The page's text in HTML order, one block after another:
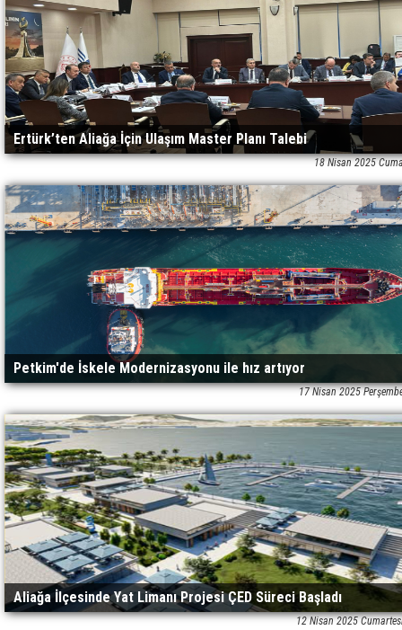
Ertürk’ten Aliağa İçin Ulaşım Master Planı Talebi
18 Nisan 2025
Petkim'de İskele Modernizasyonu ile hız artıyor
17 Nisan 2025
Aliağa İlçesinde Yat Limanı Projesi ÇED Süreci Başladı
12 Nisan 2025